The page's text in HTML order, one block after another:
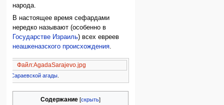
народа.
В настоящее время сефардами
нередко называют (особенно в
Государстве Израиль) всех евреев
неашкеназского происхождения.
Файл:AgadaSarajevo.jpg
Сараевской агады.
Содержание